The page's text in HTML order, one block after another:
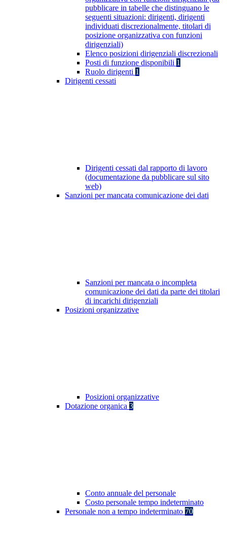
pubblicare in tabelle che distinguano le
seguenti situazioni: dirigenti, dirigenti
individuati discrezionalmente, titolari di
posizione organizzativa con funzioni
dirigenziali)
Elenco posizioni dirigenziali discrezionali
Posti di funzione disponibili 1
Ruolo dirigenti 1
Dirigenti cessati
Dirigenti cessati dal rapporto di lavoro
(documentazione da pubblicare sul sito
web)
Sanzioni per mancata comunicazione dei dati
Sanzioni per mancata o incompleta
comunicazione dei dati da parte dei titolari
di incarichi dirigenziali
Posizioni organizzative
Posizioni organizzative
Dotazione organica 3
Conto annuale del personale
Costo personale tempo indeterminato
Personale non a tempo indeterminato 70